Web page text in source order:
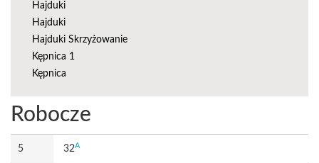
Hajduki
Hajduki
Hajduki Skrzyżowanie
Kępnica 1
Kępnica
Robocze
5 32A